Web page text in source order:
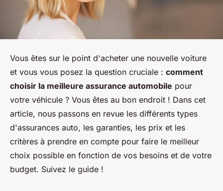
Vous êtes sur le point d'acheter une nouvelle voiture
et vous vous posez la question cruciale : comment
choisir la meilleure assurance automobile pour
votre véhicule ? Vous êtes au bon endroit ! Dans cet
article, nous passons en revue les différents types
d'assurances auto, les garanties, les prix et les
critères à prendre en compte pour faire le meilleur
choix possible en fonction de vos besoins et de votre
budget. Suivez le guide !